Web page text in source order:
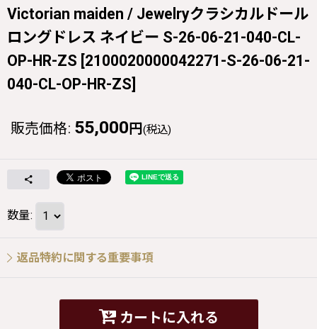
Victorian maiden / Jewelryクラシカルドール
ロングドレス ネイビー S-26-06-21-040-CL-
OP-HR-ZS [2100020000042271-S-26-06-21-
040-CL-OP-HR-ZS]
販売価格: 55,000 円 (税込)
数量:
返品特約に関する重要事項
カートに入れる